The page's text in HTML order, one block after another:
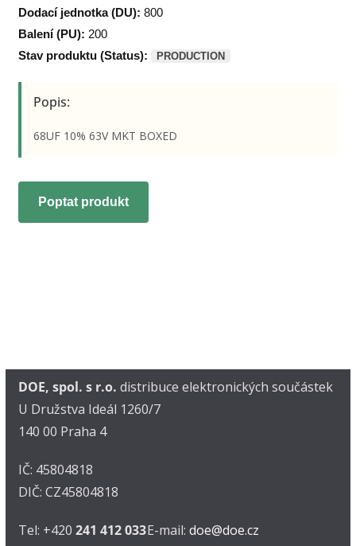
Dodací jednotka (DU): 800
Balení (PU): 200
Stav produktu (Status):
PRODUCTION
Popis:
68UF 10% 63V MKT BOXED
Poptat produkt
DOE, spol. s r.o. distribuce elektronických součástek
U Družstva Ideál 1260/7
140 00 Praha 4
IČ: 45804818
DIČ: CZ45804818
Tel: +420 241 412 033E-mail: doe@doe.cz